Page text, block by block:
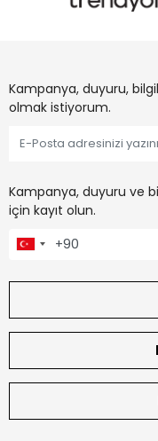
Kampanya, duyuru,
olmak istiyorum.
Kampanya, duyuru ve
için kayıt olun.